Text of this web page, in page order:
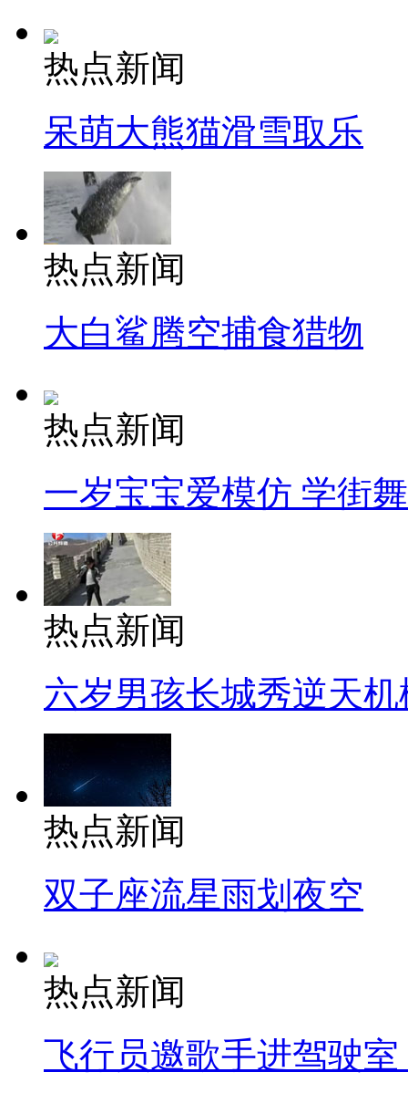
热点新闻
呆萌大熊猫滑雪取乐
热点新闻
大白鲨腾空捕食猎物
热点新闻
一岁宝宝爱模仿 学街
热点新闻
六岁男孩长城秀逆天机
热点新闻
双子座流星雨划夜空
热点新闻
飞行员邀歌手进驾驶